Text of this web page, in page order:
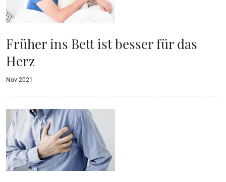
Früher ins Bett ist besser für das
Herz
Nov 2021